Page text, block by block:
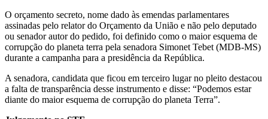
O orçamento secreto, nome dado às emendas parlamentares
assinadas pelo relator do Orçamento da União e não pelo deputado
ou senador autor do pedido, foi definido como o maior esquema de
corrupção do planeta terra pela senadora Simonet Tebet (MDB-MS)
durante a campanha para a presidência da República.
A senadora, candidata que ficou em terceiro lugar no pleito destacou
a falta de transparência desse instrumento e disse: “Podemos estar
diante do maior esquema de corrupção do planeta Terra”.